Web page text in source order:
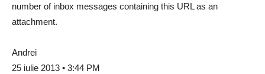
number of inbox messages containing this URL as an
attachment.
Andrei
25 iulie 2013 • 3:44 PM